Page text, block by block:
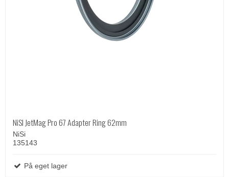
NiSI JetMag Pro 67 Adapter Ring 62mm
NiSi
135143
På eget lager